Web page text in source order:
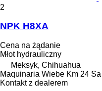
2
NPK H8XA
Cena na żądanie
Młot hydrauliczny
Meksyk, Chihuahua
Maquinaria Wiebe Km 24 Sa
Kontakt z dealerem